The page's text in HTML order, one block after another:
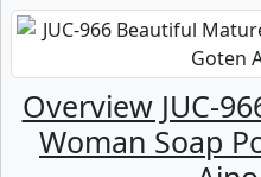
Overview JUC-
Woman Soap